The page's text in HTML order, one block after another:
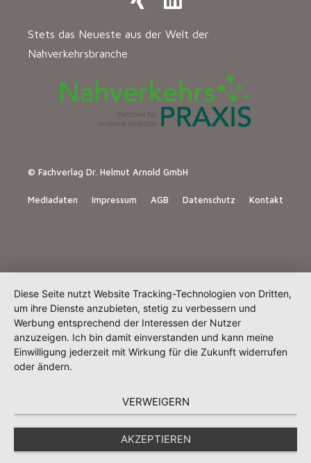
Stets das Neueste aus der Welt der
Nahverkehrsbranche
© Fachverlag Dr. Helmut Arnold GmbH
Mediadaten Impressum AGB Datenschutz Kontakt
Diese Seite nutzt Website Tracking-Technologien von Dritten,
um ihre Dienste anzubieten, stetig zu verbessern und
Werbung entsprechend der Interessen der Nutzer
anzuzeigen. Ich bin damit einverstanden und kann meine
Einwilligung jederzeit mit Wirkung für die Zukunft widerrufen
oder ändern.
VERWEIGERN
AKZEPTIEREN